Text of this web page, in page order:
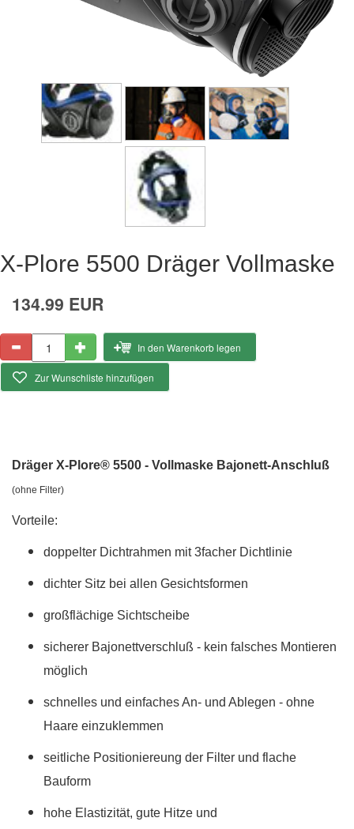
X-Plore 5500 Dräger Vollmaske
134.99 EUR
In den Warenkorb legen
Zur Wunschliste hinzufügen
Dräger X-Plore® 5500 - Vollmaske Bajonett-Anschluß
(ohne Filter)
Vorteile:
doppelter Dichtrahmen mit 3facher Dichtlinie
dichter Sitz bei allen Gesichtsformen
großflächige Sichtscheibe
sicherer Bajonettverschluß - kein falsches Montieren
möglich
schnelles und einfaches An- und Ablegen - ohne
Haare einzuklemmen
seitliche Positioniereung der Filter und flache
Bauform
hohe Elastizität, gute Hitze und